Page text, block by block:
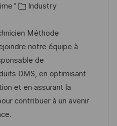
o
t
e
D
a
t
C
t
e
g
o
r
y
Industry
Méthode
notre équipe à
de
DMS, en optimisant
et en assurant la
contribuer à un avenir